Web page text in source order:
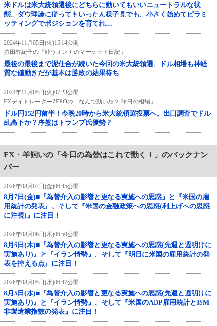
米ドルは米大統領選後にどちらに動いてもいいニュートラルな状
態。ダウ理論に従ってもいったん様子見でも、小さく始めてピラミ
ッティングでポジションを育てれ…
2024年11月05日(火)15:14公開
持田有紀子の「戦うオンナのマーケット日記」
最後の最後まで泥仕合が続いた今回の米大統領選、ドル相場も神経
質な値動きだが基本は勝敗の結果待ち
2024年11月05日(火)07:23公開
FXデイトレーダーZEROの「なんで動いた？ 昨日の相場」
ドル円152円前半！今晩20時から米大統領選投票へ。出口調査でドル
乱高下か？序盤はトランプ氏優勢？
FX・羊飼いの「今日の為替はこれで動く！」のバックナン
バー
2026年08月07日(金)06:45公開
8月7日(金)■『為替介入の影響と更なる実施への思惑』と『米国の雇
用統計の発表』、そして『米国の金融政策への思惑(利上げへの思惑
に注視)』に注目！
2026年08月06日(木)06:50公開
8月6日(木)■『為替介入の影響と更なる実施への思惑(先週と週明けに
実施あり)』と『イラン情勢』、そして『明日に米国の雇用統計の発
表を控える点』に注目！
2026年08月05日(水)06:47公開
8月5日(水)■『為替介入の影響と更なる実施への思惑(先週と週明けに
実施あり)』と『イラン情勢』、そして『米国のADP雇用統計とISM
非製造業指数の発表』に注目！